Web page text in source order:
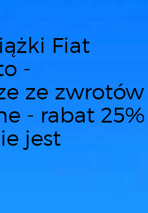
Fiat
-
ze zwrotów
- rabat 25%
jest